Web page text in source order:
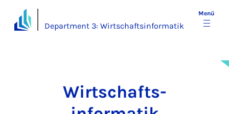
Department 3: Wirtschaftsinformatik
Menü
Wirtschafts­